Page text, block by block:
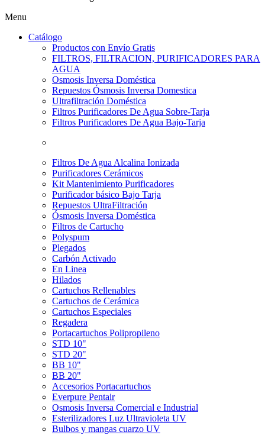
Menu
Catálogo
Productos con Envío Gratis
FILTROS, FILTRACION, PURIFICADORES PARA
AGUA
Osmosis Inversa Doméstica
Repuestos Ósmosis Inversa Domestica
Ultrafiltración Doméstica
Filtros Purificadores De Agua Sobre-Tarja
Filtros Purificadores De Agua Bajo-Tarja
Filtros De Agua Alcalina Ionizada
Purificadores Cerámicos
Kit Mantenimiento Purificadores
Purificador básico Bajo Tarja
Repuestos UltraFiltración
Ósmosis Inversa Doméstica
Filtros de Cartucho
Polyspum
Plegados
Carbón Activado
En Linea
Hilados
Cartuchos Rellenables
Cartuchos de Cerámica
Cartuchos Especiales
Regadera
Portacartuchos Polipropileno
STD 10"
STD 20"
BB 10"
BB 20"
Accesorios Portacartuchos
Everpure Pentair
Osmosis Inversa Comercial e Industrial
Esterilizadores Luz Ultravioleta UV
Bulbos y mangas cuarzo UV